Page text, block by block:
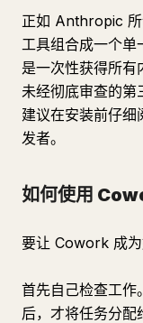
正如 Anthropic 所
工具组合成一个单
是一次性获得所有
未经彻底审查的
建议在安装前仔细
发者。
如何使用
要让 Cowork 成为
首先自己检查工作
后，才将任务分